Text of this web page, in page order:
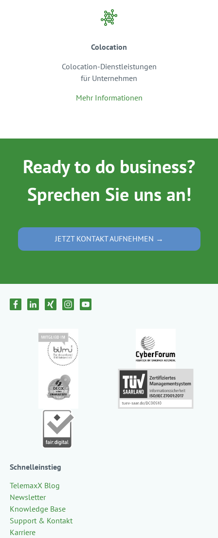
Colocation
Colocation-Dienstleistungen
für Unternehmen
Mehr Informationen
Ready to do business?
Sprechen Sie uns an!
JETZT KONTAKT AUFNEHMEN →
Schnelleinstieg
TelemaxX Blog
Newsletter
Knowledge Base
Support & Kontakt
Karriere